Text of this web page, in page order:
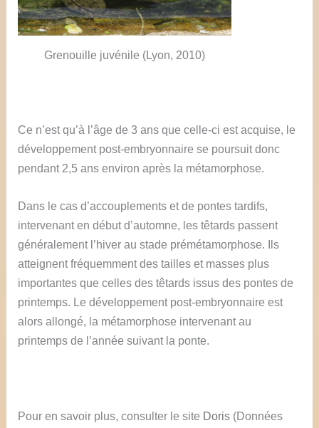
Grenouille juvénile (Lyon, 2010)
Ce n’est qu’à l’âge de 3 ans que celle-ci est acquise, le
développement post-embryonnaire se poursuit donc
pendant 2,5 ans environ après la métamorphose.
Dans le cas d’accouplements et de pontes tardifs,
intervenant en début d’automne, les têtards passent
généralement l’hiver au stade prémétamorphose. Ils
atteignent fréquemment des tailles et masses plus
importantes que celles des têtards issus des pontes de
printemps. Le développement post-embryonnaire est
alors allongé, la métamorphose intervenant au
printemps de l’année suivant la ponte.
Pour en savoir plus, consulter le site Doris (Données